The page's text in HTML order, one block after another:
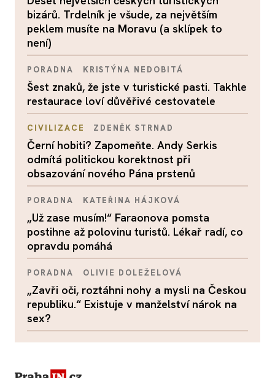
bizárů. Trdelník je všude, za největším
peklem musíte na Moravu (a sklípek to
není)
PORADNA KRISTÝNA NEDOBITÁ
Šest znaků, že jste v turistické pasti. Takhle
restaurace loví důvěřivé cestovatele
CIVILIZACE ZDENĚK STRNAD
Černí hobiti? Zapomeňte. Andy Serkis
odmítá politickou korektnost při
obsazování nového Pána prstenů
PORADNA KATEŘINA HÁJKOVÁ
„Už zase musím!“ Faraonova pomsta
postihne až polovinu turistů. Lékař radí, co
opravdu pomáhá
PORADNA OLIVIE DOLEŽELOVÁ
„Zavři oči, roztáhni nohy a mysli na Českou
republiku.“ Existuje v manželství nárok na
sex?